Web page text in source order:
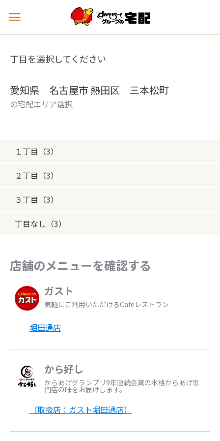
メ
ュ
を
丁目を選択してください
愛知県 名古屋市 熱田区 三本松町
の宅配エリア選択
１丁目（3）
２丁目（3）
３丁目（3）
丁目なし（3）
店舗のメニューを確認する
ガスト
気軽にご利用いただけるCafeレストラン
堀田通店
から好し
からあげグランプリ9年連続金賞の本格からあげ専
門店の味をお届けします。
（取扱店：ガスト堀田通店）